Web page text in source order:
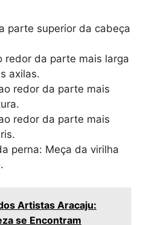
parte superior da cabeça
redor da parte mais larga
axilas.
redor da parte mais
redor da parte mais
perna: Meça da virilha
Artistas Aracaju:
se Encontram